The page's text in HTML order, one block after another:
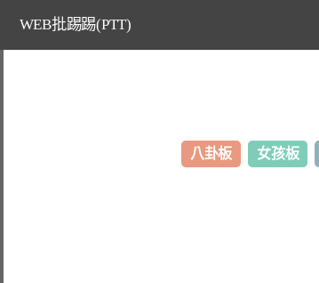
WEB批踢踢(PTT)
八卦板 女孩板